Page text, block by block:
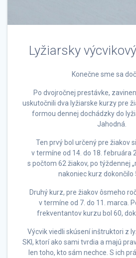
Lyžiarsky
Konečne sme sa
Po dvojročnej prestávke,
uskutočnili dva lyžiarske kurzy pre
formou dennej dochádzky do
Jahodná.
Ten prvý bol určený pre žiakov
v termíne od 14. do 18. februára
s počtom 62 žiakov, po týždennej
nakoniec kurz dokončilo
Druhý kurz, pre žiakov ôsmeho
v termíne od 7. do 11. marca.
frekventantov kurzu bol 60,
Výcvik viedli skúsení inštruktori z
SKI, ktorí ako sami tvrdia a majú
len toho, kto sám nechce. S ich